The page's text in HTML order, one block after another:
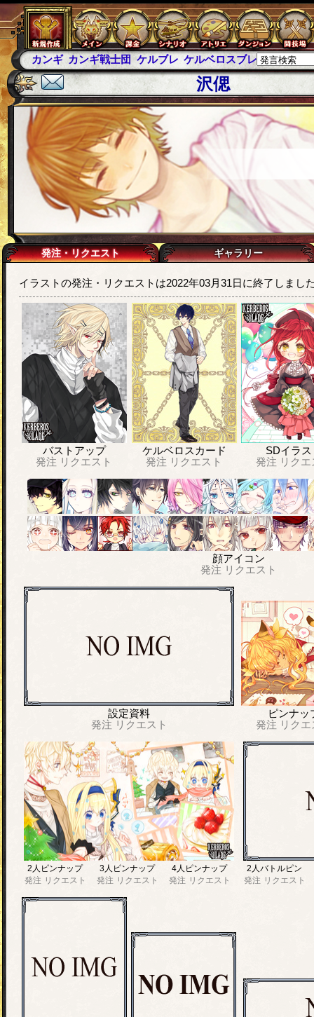
カンギ カンギ戦士団 ケルブレ ケルベロスブレイド スパ
沢偲
発注・リクエスト ギャラリー
イラストの発注・リクエストは2022年03月31日に終了しまし
バストアップ
発注 リクエスト
ケルベロスカード
発注 リクエスト
SDイラス
発注 リク
顔アイコン
発注 リクエスト
設定資料
発注 リクエスト
ピンナッ
発注 リク
2人ピンナップ
発注 リクエスト
3人ピンナップ
発注 リクエスト
4人ピンナップ
発注 リクエスト
2人バトルピン
発注 リクエスト